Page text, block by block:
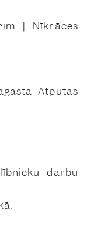
| Nīkrāces
Atpūtas
darbu